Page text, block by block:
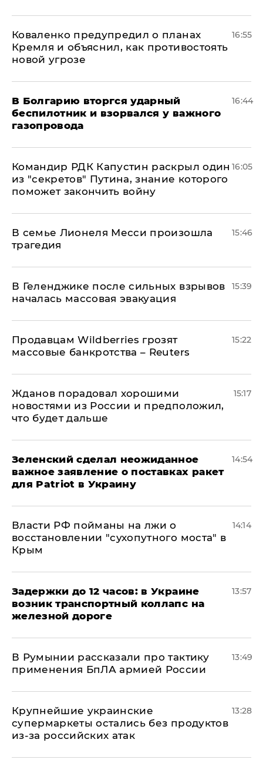
Коваленко предупредил о планах
Кремля и объяснил, как противостоять
новой угрозе
16:55
В Болгарию вторгся ударный
беспилотник и взорвался у важного
газопровода
16:44
Командир РДК Капустин раскрыл один
из "секретов" Путина, знание которого
поможет закончить войну
16:05
В семье Лионеля Месси произошла
трагедия
15:46
В Геленджике после сильных взрывов
началась массовая эвакуация
15:39
Продавцам Wildberries грозят
массовые банкротства – Reuters
15:22
Жданов порадовал хорошими
новостями из России и предположил,
что будет дальше
15:17
Зеленский сделал неожиданное
важное заявление о поставках ракет
для Patriot в Украину
14:54
Власти РФ пойманы на лжи о
восстановлении "сухопутного моста" в
Крым
14:14
Задержки до 12 часов: в Украине
возник транспортный коллапс на
железной дороге
13:57
В Румынии рассказали про тактику
применения БпЛА армией России
13:49
Крупнейшие украинские
супермаркеты остались без продуктов
из-за российских атак
13:28